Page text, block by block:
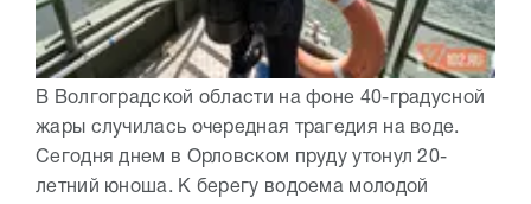
В Волгоградской области на фоне 40-градусной
жары случилась очередная трагедия на воде.
Сегодня днем в Орловском пруду утонул 20-
летний юноша. К берегу водоема молодой